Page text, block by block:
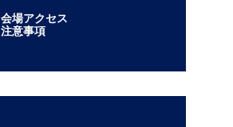
会場アクセス
注意事項